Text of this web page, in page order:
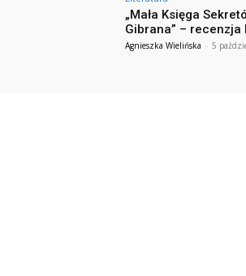
„Mała Księga
Gibrana” – recenzja
Agnieszka Wielińska - 5